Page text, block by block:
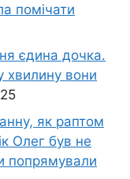
помічати
єдина дочка.
хвилину вони
як раптом
Олег був не
попрямували